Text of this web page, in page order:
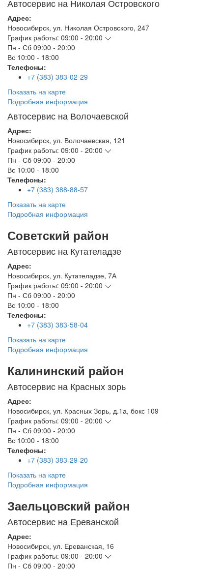
Автосервис на Николая Островского
Адрес:
Новосибирск, ул. Николая Островского, 247
График работы: 09:00 - 20:00
Пн - Сб 09:00 - 20:00
Вс 10:00 - 18:00
Телефоны:
+7 (383) 383-02-29
Показать на карте
Подробная информация
Автосервис на Волочаевской
Адрес:
Новосибирск, ул. Волочаевская, 121
График работы: 09:00 - 20:00
Пн - Сб 09:00 - 20:00
Вс 10:00 - 18:00
Телефоны:
+7 (383) 388-88-57
Показать на карте
Подробная информация
Советский район
Автосервис на Кутателадзе
Адрес:
Новосибирск, ул. Кутателадзе, 7А
График работы: 09:00 - 20:00
Пн - Сб 09:00 - 20:00
Вс 10:00 - 18:00
Телефоны:
+7 (383) 383-58-04
Показать на карте
Подробная информация
Калининский район
Автосервис на Красных зорь
Адрес:
Новосибирск, ул. Красных Зорь, д.1а, бокс 109
График работы: 09:00 - 20:00
Пн - Сб 09:00 - 20:00
Вс 10:00 - 18:00
Телефоны:
+7 (383) 383-29-20
Показать на карте
Подробная информация
Заельцовский район
Автосервис на Ереванской
Адрес:
Новосибирск, ул. Ереванская, 16
График работы: 09:00 - 20:00
Пн - Сб 09:00 - 20:00